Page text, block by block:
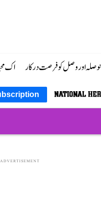
حوصلہ اور وصل کو فرصت درکار اک
ADVERTISEMENT